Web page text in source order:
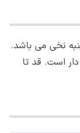
نخی می باشد.
است. قد تا